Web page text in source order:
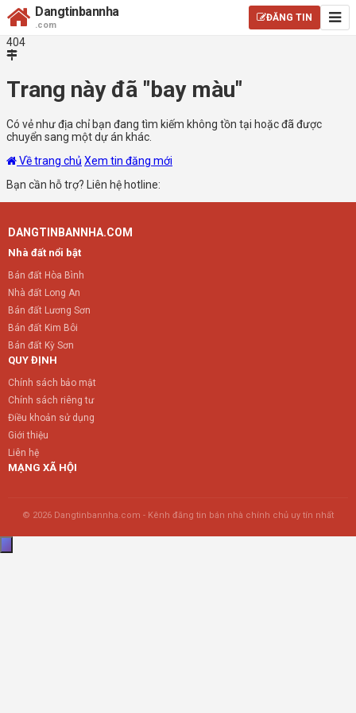
Dangtinbannha
.com
ĐĂNG TIN
404
Trang này đã "bay màu"
Có vẻ như địa chỉ bạn đang tìm kiếm không tồn tại hoặc đã được
chuyển sang một dự án khác.
Về trang chủ Xem tin đăng mới
Bạn cần hỗ trợ? Liên hệ hotline:
DANGTINBANNHA.COM
Nhà đất nổi bật
Bán đất Hòa Bình
Nhà đất Long An
Bán đất Lương Sơn
Bán đất Kim Bôi
Bán đất Kỳ Sơn
QUY ĐỊNH
Chính sách bảo mật
Chính sách riêng tư
Điều khoản sử dụng
Giới thiệu
Liên hệ
MẠNG XÃ HỘI
© 2026 Dangtinbannha.com - Kênh đăng tin bán nhà chính chủ uy tín nhất